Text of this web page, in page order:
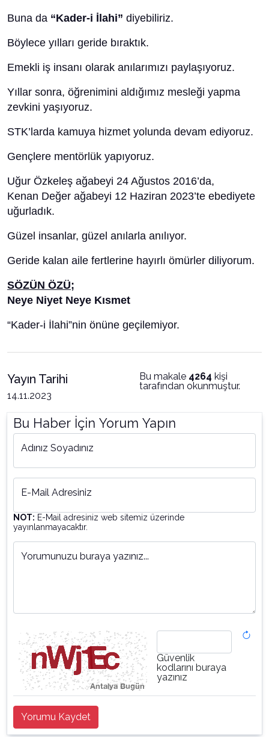
Buna da “Kader-i İlahi” diyebiliriz.
Böylece yılları geride bıraktık.
Emekli iş insanı olarak anılarımızı paylaşıyoruz.
Yıllar sonra, öğrenimini aldığımız mesleği yapma
zevkini yaşıyoruz.
STK’larda kamuya hizmet yolunda devam ediyoruz.
Gençlere mentörlük yapıyoruz.
Uğur Özkeleş ağabeyi 24 Ağustos 2016’da,
Kenan Değer ağabeyi 12 Haziran 2023’te ebediyete
uğurladık.
Güzel insanlar, güzel anılarla anılıyor.
Geride kalan aile fertlerine hayırlı ömürler diliyorum.
SÖZÜN ÖZÜ;
Neye Niyet Neye Kısmet
“Kader-i İlahi”nin önüne geçilemiyor.
Yayın Tarihi
14.11.2023
Bu makale 4264 kişi
tarafından okunmuştur.
Bu Haber İçin Yorum Yapın
Adınız Soyadınız
E-Mail Adresiniz
NOT: E-Mail adresiniz web sitemiz üzerinde
yayınlanmayacaktır.
Yorumunuzu buraya yazınız...
Güvenlik
kodlarını buraya
yazınız
Yorumu Kaydet